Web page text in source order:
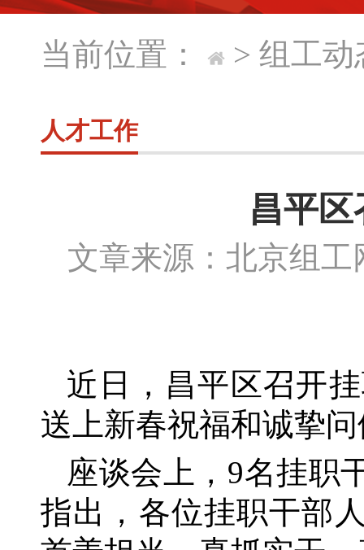
当前位置： > 组工动
人才工作
昌平
文章来源：北京
近日，昌平区召开
送上新春祝福和诚挚
座谈会上， 9名挂职
指出，各位挂职干部